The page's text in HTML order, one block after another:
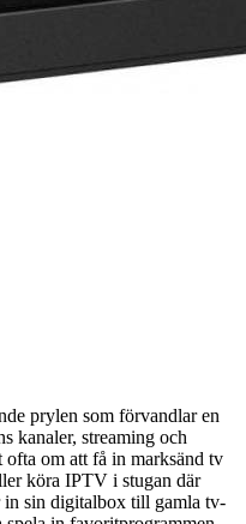
prylen som förvandlar en
kanaler, streaming och
om att få in marksänd tv
köra IPTV i stugan där
in sin digitalbox till gamla tv-